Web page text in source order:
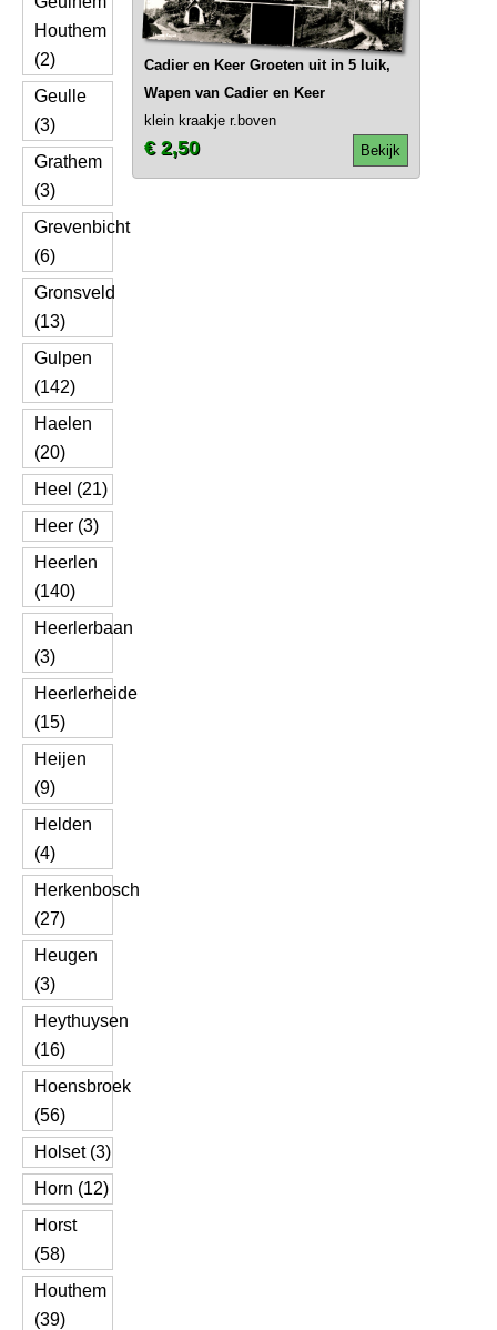
Houthem
(2)
Geulle
(3)
Grathem
(3)
Grevenbicht
(6)
Gronsveld
(13)
Gulpen
(142)
Haelen
(20)
Heel (21)
Heer (3)
Heerlen
(140)
Heerlerbaan
(3)
Heerlerheide
(15)
Heijen
(9)
Helden
(4)
Herkenbosch
(27)
Heugen
(3)
Heythuysen
(16)
Hoensbroek
(56)
Holset (3)
Horn (12)
Horst
(58)
Houthem
(39)
Cadier en Keer Groeten uit in 5 luik,
Wapen van Cadier en Keer
klein kraakje r.boven
Bekijk
€ 2,50